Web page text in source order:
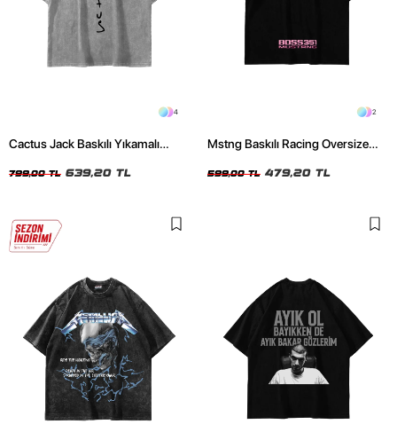
4
Cactus Jack Baskılı Yıkamalı
799,00 TL 639,20 TL
2
Mstng Baskılı Racing Oversize
599,00 TL 479,20 TL